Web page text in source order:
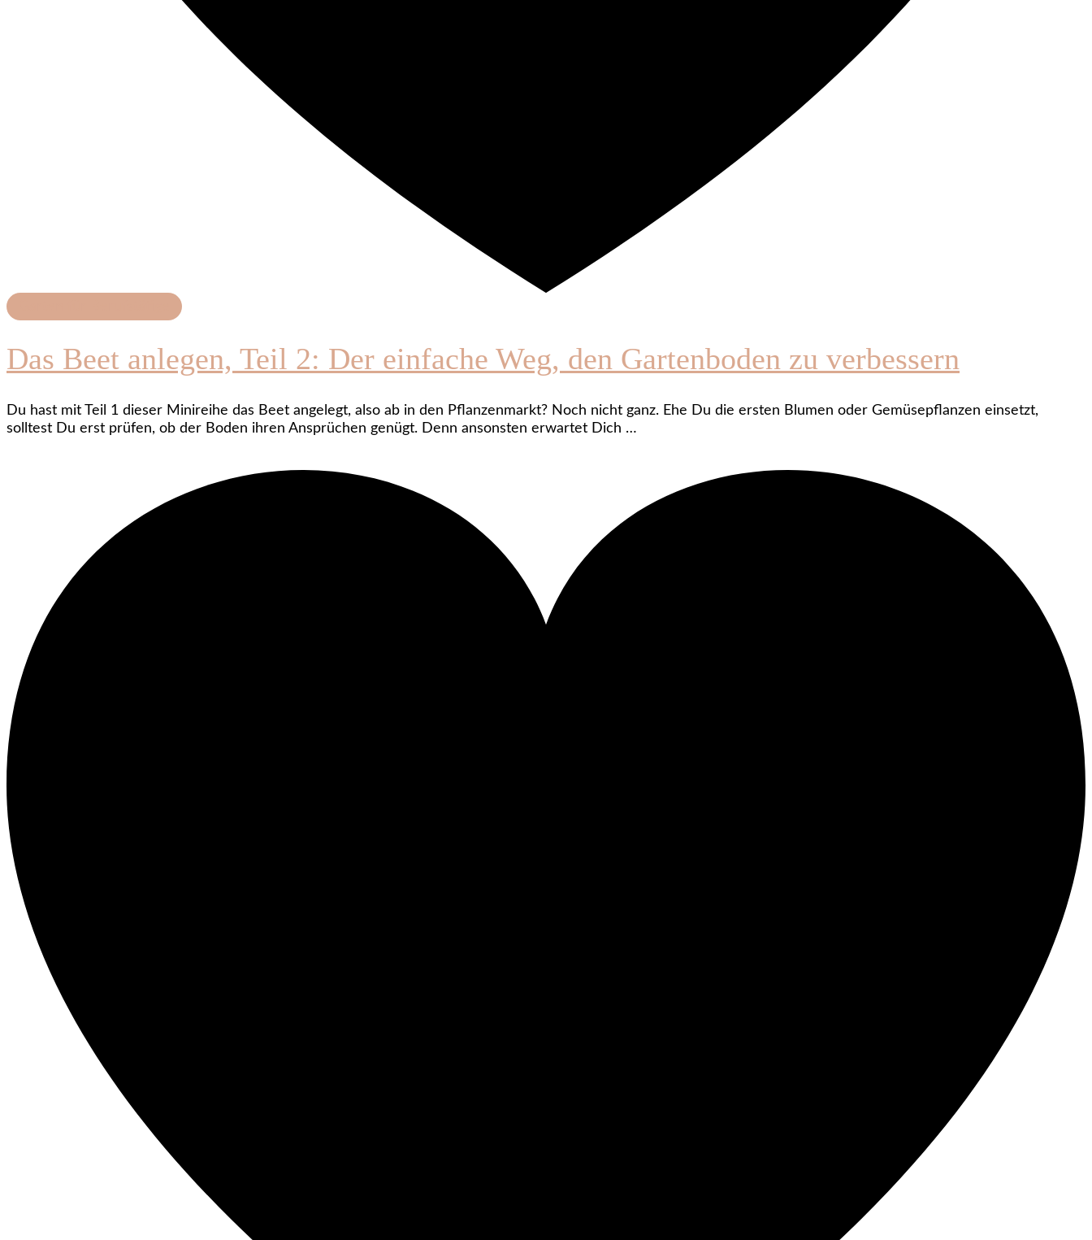
Das Beet anlegen, Teil 2: Der einfache Weg, den Gartenboden zu verbessern
Du hast mit Teil 1 dieser Minireihe das Beet angelegt, also ab in den Pflanzenmarkt? Noch nicht ganz. Ehe Du die ersten Blumen oder Gemüsepflanzen einsetzt,
solltest Du erst prüfen, ob der Boden ihren Ansprüchen genügt. Denn ansonsten erwartet Dich …